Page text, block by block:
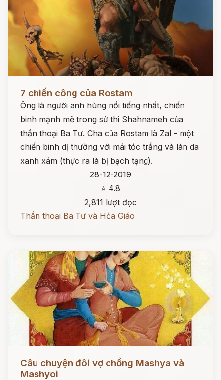
7 chiến công của Rostam
Ông là người anh hùng nổi tiếng nhất, chiến
binh mạnh mẽ trong sử thi Shahnameh của
thần thoại Ba Tư. Cha của Rostam là Zal - một
chiến binh dị thường với mái tóc trắng và làn da
xanh xám (thực ra là bị bạch tạng).
28-12-2019
⭐ 4.8
2,811 lượt đọc
Thần thoại Ba Tư và Hỏa Giáo
Câu chuyện đôi vợ chồng Mashya và
Mashyoi